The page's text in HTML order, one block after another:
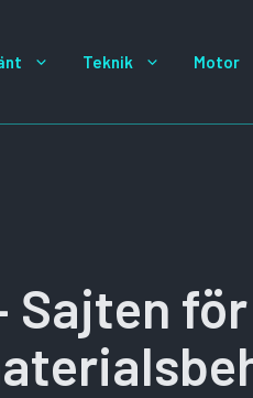
Teknik Motor
Sajten